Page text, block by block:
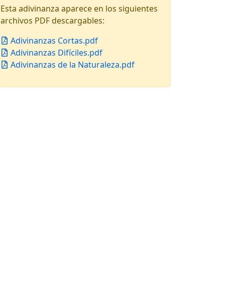
Esta adivinanza aparece en los siguientes
archivos PDF descargables:
Adivinanzas Cortas.pdf
Adivinanzas Difíciles.pdf
Adivinanzas de la Naturaleza.pdf